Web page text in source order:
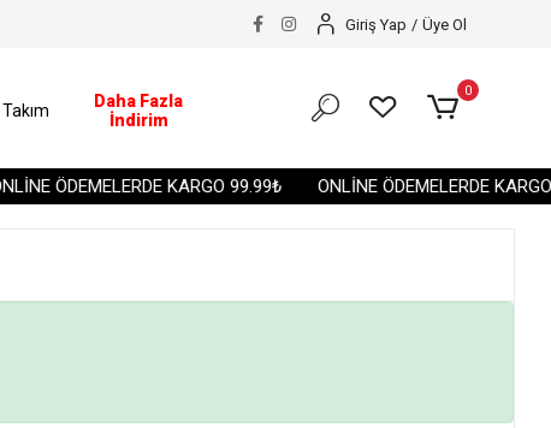
ÖDEMELERDE KARGO 99.99₺ ONLİNE ÖDEMELERDE
Giriş Yap / Üye Ol
Takım
Daha Fazla
İndirim
0